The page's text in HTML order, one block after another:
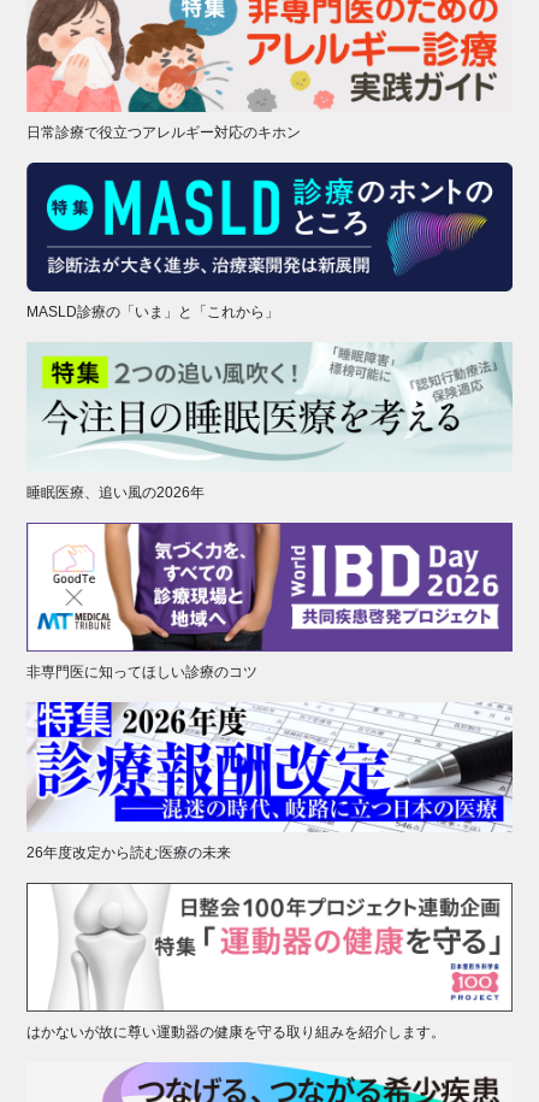
日常診療で役立つアレルギー対応のキホン
MASLD診療の「いま」と「これから」
睡眠医療、追い風の2026年
非専門医に知ってほしい診療のコツ
26年度改定から読む医療の未来
はかないが故に尊い運動器の健康を守る取り組みを紹介します。